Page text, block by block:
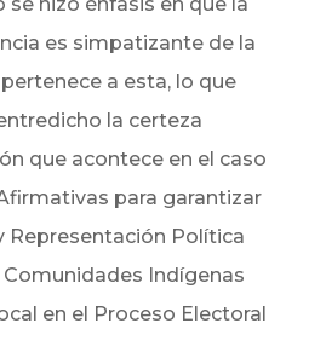
es simpatizante de la
a esta, lo que
la certeza
que acontece en el caso
para garantizar
Representación Política
Indígenas
en el Proceso Electoral